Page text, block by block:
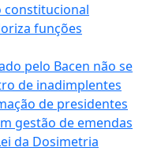
constitucional
funções
pelo Bacen não se
de inadimplentes
de presidentes
gestão de emendas
da Dosimetria